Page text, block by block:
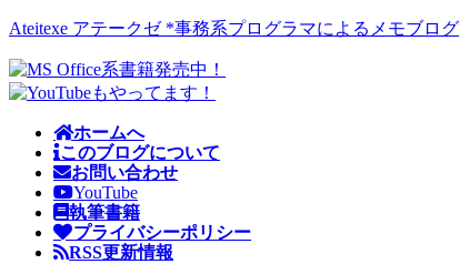
Ateitexe アテークゼ *事務系プログラマによるメモブログ
ホームへ
このブログについて
お問い合わせ
YouTube
執筆書籍
プライバシーポリシー
RSS更新情報